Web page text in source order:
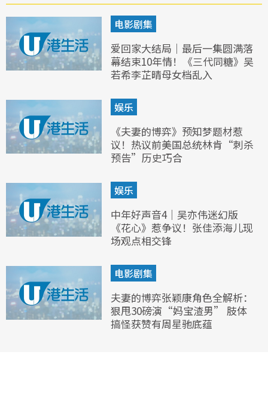
电影剧集
爱回家大结局｜最后一集圆满落
幕结束10年情！《三代同糖》吴
若希李芷晴母女档乱入
娱乐
《夫妻的博弈》预知梦题材惹
议！热议前美国总统林肯“刺杀
预告”历史巧合
娱乐
中年好声音4｜吴亦伟迷幻版
《花心》惹争议！张佳添海儿现
场观点相交锋
电影剧集
夫妻的博弈张颖康角色全解析：
狠甩30磅演“妈宝渣男” 肢体
搞怪获赞有周星驰底蕴